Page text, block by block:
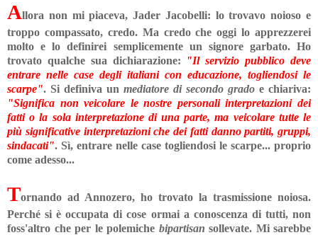
Allora non mi piaceva, Jader Jacobelli: lo trovavo noioso e
troppo compassato, credo. Ma credo che oggi lo apprezzerei
molto e lo definirei semplicemente un signore garbato. Ho
trovato qualche sua dichiarazione: "Il servizio pubblico deve
entrare nelle case degli italiani con educazione, togliendosi le
scarpe". Si definiva un mediatore di secondo grado e chiariva:
"Significa non veicolare le nostre personali interpretazioni dei
fatti o la sola interpretazione di una parte, ma veicolare tutte le
più significative interpretazioni che dei fatti danno partiti, gruppi,
sindacati". Sì, entrare nelle case togliendosi le scarpe... proprio
come adesso...
Tornando ad Annozero, ho trovato la trasmissione noiosa.
Perché si è occupata di cose ormai a conoscenza di tutti, non
foss'altro che per le polemiche bipartisan sollevate. Mi sarebbe